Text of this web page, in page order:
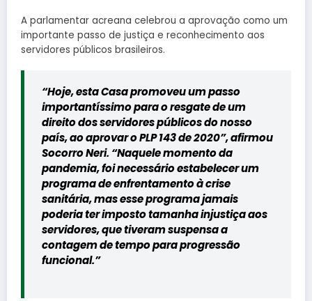
A parlamentar acreana celebrou a aprovação como um
importante passo de justiça e reconhecimento aos
servidores públicos brasileiros.
“Hoje, esta Casa promoveu um passo
importantíssimo para o resgate de um
direito dos servidores públicos do nosso
país, ao aprovar o PLP 143 de 2020”, afirmou
Socorro Neri. “Naquele momento da
pandemia, foi necessário estabelecer um
programa de enfrentamento à crise
sanitária, mas esse programa jamais
poderia ter imposto tamanha injustiça aos
servidores, que tiveram suspensa a
contagem de tempo para progressão
funcional.”